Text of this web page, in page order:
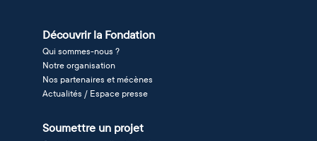
Découvrir la Fondation
Qui sommes-nous ?
Notre organisation
Nos partenaires et mécènes
Actualités / Espace presse
Soumettre un projet